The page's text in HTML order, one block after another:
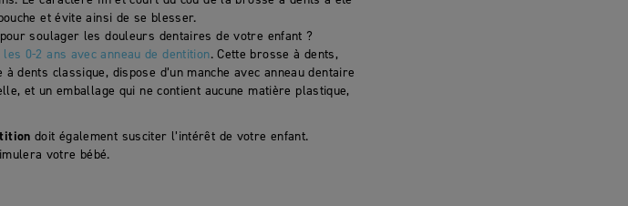
et évite ainsi de se blesser.
soulager les douleurs dentaires de votre enfant ?
0-2 ans avec anneau de dentition. Cette brosse à dents,
dents classique, dispose d’un manche avec anneau dentaire
et un emballage qui ne contient aucune matière plastique,
doit également susciter l’intérêt de votre enfant.
votre bébé.